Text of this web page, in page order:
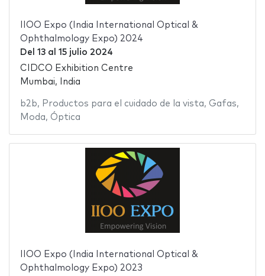
IIOO Expo (India International Optical &
Ophthalmology Expo) 2024
Del 13al 15 julio 2024
CIDCO Exhibition Centre
Mumbai, India
b2b, Productos para el cuidado de la vista, Gafas,
Moda, Óptica
IIOO Expo (India International Optical &
Ophthalmology Expo) 2023